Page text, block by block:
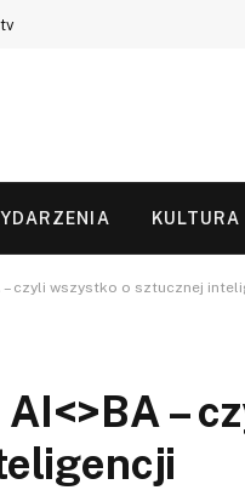
KULTURA
– czyli wszystko o sztucznej
–